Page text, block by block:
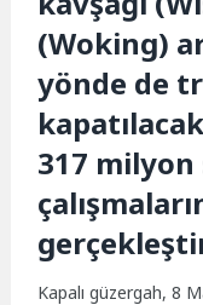
(Woking)
yönde de
317
Kapalı güzergah, 8